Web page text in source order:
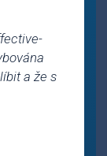
a že s